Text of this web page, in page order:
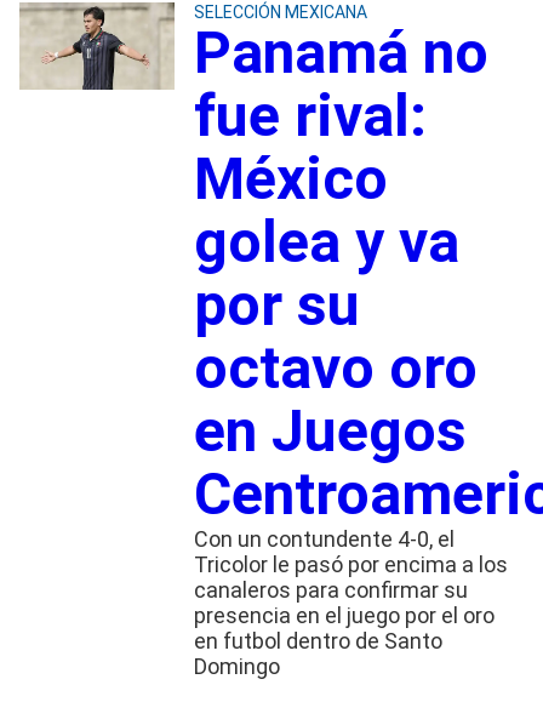
SELECCIÓN MEXICANA
Panamá no
fue rival:
México
golea y va
por su
octavo oro
en Juegos
Con un contundente 4-0, el
Tricolor le pasó por encima a los
canaleros para confirmar su
presencia en el juego por el oro
en futbol dentro de Santo
Domingo